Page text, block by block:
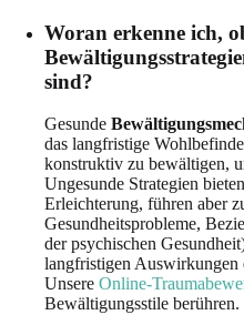
Woran erkenne ich,
sind?
Gesunde
das langfristige
konstruktiv zu bewältigen,
Ungesunde Strategien
Erleichterung, führen aber
Gesundheitsprobleme,
der psychischen
langfristigen Auswirkungen
Unsere Online-
Bewältigungsstile berühren.